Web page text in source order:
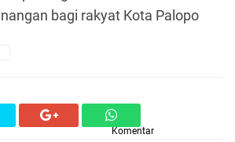
bagi rakyat Kota Palopo
Komentar